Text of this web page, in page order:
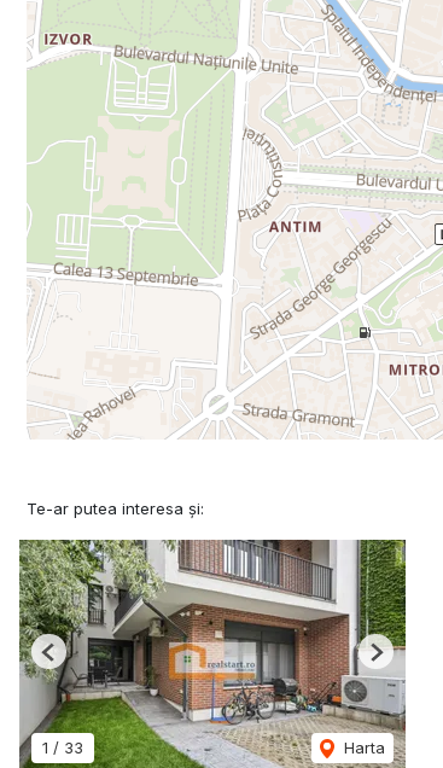
Te-ar putea interesa și:
1 / 33 Harta
Previous Next